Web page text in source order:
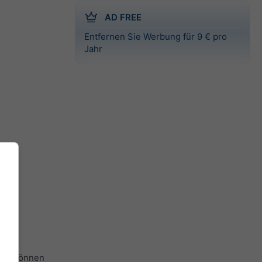
AD FREE
Entfernen Sie Werbung für 9 € pro
Jahr
können